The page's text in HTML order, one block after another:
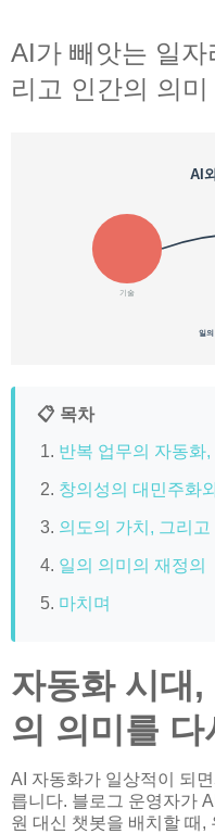
AI가 빼앗는 일
리고 인간의 의미
AI
기술
일
📋 목차
반복 업무의 자동화
창의성의 대민주화
의도의 가치, 그리
일의 의미의 재정의
마치며
자동화 시대
의 의미를 다
AI 자동화가 일상적이 되
릅니다. 블로그 운영자가
원 대신 챗봇을 배치할 때,